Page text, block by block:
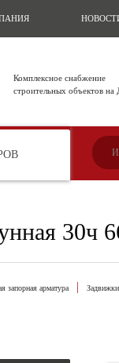
Комплексное снабжение
строительных объектов на
30ч
запорная арматура